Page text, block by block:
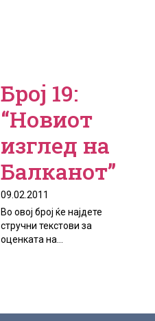
Број 19:
“Новиот
изглед на
Балканот”
09.02.2011
Во овој број ќе најдете
стручни текстови за
оценката на...